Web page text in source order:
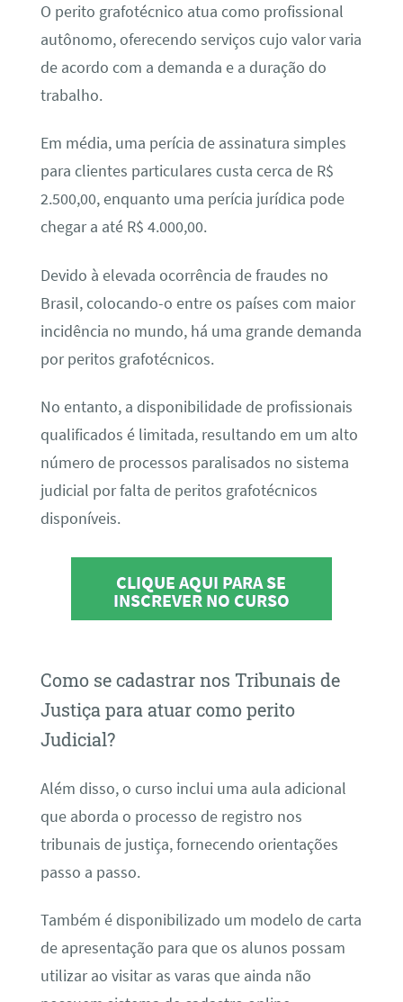
O perito grafotécnico atua como profissional
autônomo, oferecendo serviços cujo valor varia
de acordo com a demanda e a duração do
trabalho.
Em média, uma perícia de assinatura simples
para clientes particulares custa cerca de R$
2.500,00, enquanto uma perícia jurídica pode
chegar a até R$ 4.000,00.
Devido à elevada ocorrência de fraudes no
Brasil, colocando-o entre os países com maior
incidência no mundo, há uma grande demanda
por peritos grafotécnicos.
No entanto, a disponibilidade de profissionais
qualificados é limitada, resultando em um alto
número de processos paralisados no sistema
judicial por falta de peritos grafotécnicos
disponíveis.
CLIQUE AQUI PARA SE
INSCREVER NO CURSO
Como se cadastrar nos Tribunais de
Justiça para atuar como perito
Judicial?
Além disso, o curso inclui uma aula adicional
que aborda o processo de registro nos
tribunais de justiça, fornecendo orientações
passo a passo.
Também é disponibilizado um modelo de carta
de apresentação para que os alunos possam
utilizar ao visitar as varas que ainda não